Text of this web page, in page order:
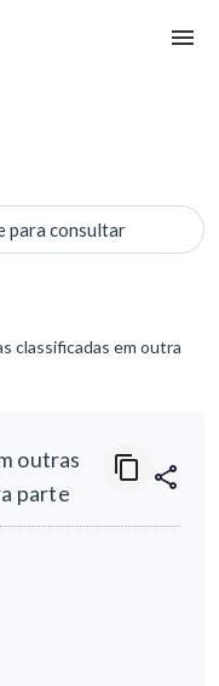
para consultar
classificadas em outra
outras
parte